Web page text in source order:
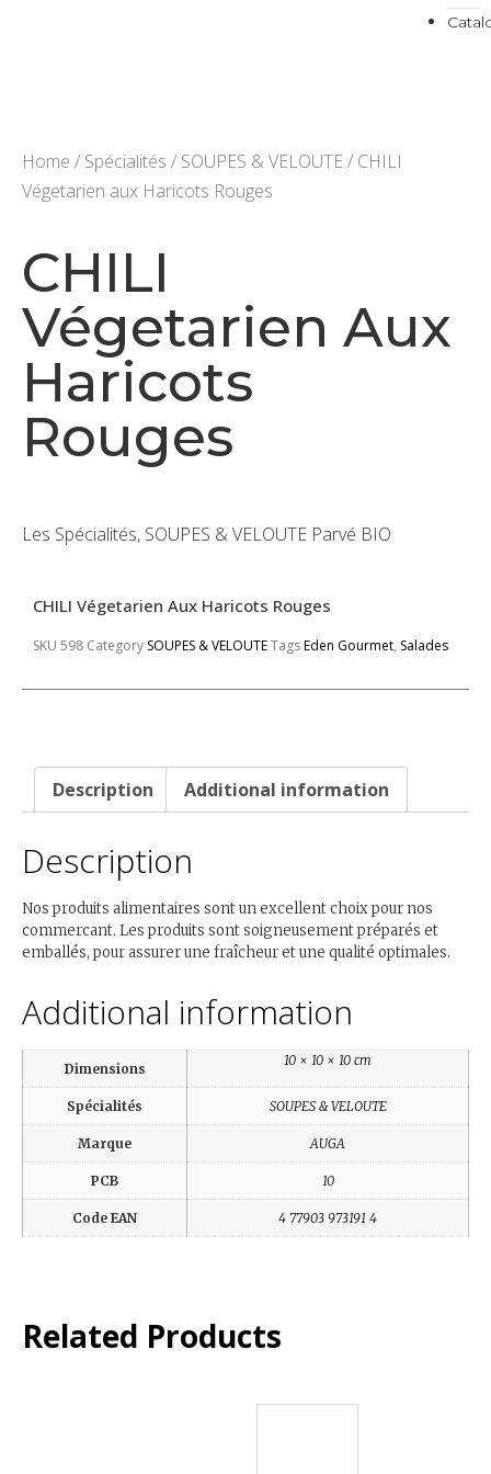
Home / Spécialités / SOUPES & VELOUTE/ CHILI
Végetarien aux Haricots Rouges
CHILI
Végetarien Aux
Haricots
Rouges
Les Spécialités, SOUPES & VELOUTE Parvé BIO
CHILI Végetarien Aux Haricots Rouges
SKU 598 Category SOUPES & VELOUTETagsEden Gourmet, Salades
Description Additional information
Description
Nos produits alimentaires sont un excellent choix pour nos
commercant. Les produits sont soigneusement préparés et
emballés, pour assurer une fraîcheur et une qualité optimales.
Additional information
Dimensions
10 × 10 × 10 cm
Spécialités SOUPES & VELOUTE
Marque AUGA
PCB 10
Code EAN 4 77903 973191 4
Related Products